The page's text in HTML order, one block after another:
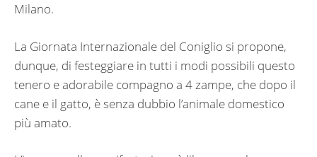
Milano.
La Giornata Internazionale del Coniglio si propone,
dunque, di festeggiare in tutti i modi possibili questo
tenero e adorabile compagno a 4 zampe, che dopo il
cane e il gatto, è senza dubbio l’animale domestico
più amato.